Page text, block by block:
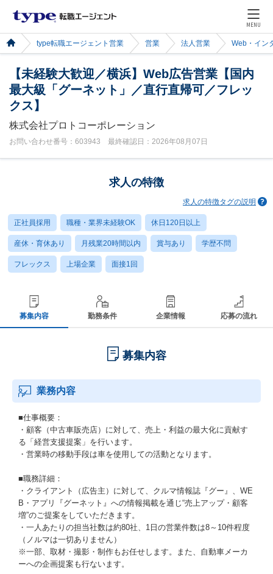
MENU
type転職エージェント営業 営業 法人営業 Web・イン
【未経験大歓迎／横浜】Web広告営業【国内
最大級「グーネット」／直行直帰可／フレッ
クス】
株式会社プロトコーポレーション
お問い合わせ番号：603943 最終確認日：2026年08月07日
求人の特徴
求人の特徴タグの説明
正社員採用 職種・業界未経験OK 休日120日以上
産休・育休あり 月残業20時間以内 賞与あり 学歴不問
フレックス 上場企業 面接1回
募集内容 勤務条件 企業情報 応募の流れ
募集内容
業務内容
■仕事概要：
・顧客（中古車販売店）に対して、売上・利益の最大化に貢献す
る「経営支援提案」を行います。
・営業時の移動手段は車を使用しての活動となります。
■職務詳細：
・クライアント（広告主）に対して、クルマ情報誌『グー』、WE
B・アプリ『グーネット』への情報掲載を通じ“売上アップ・顧客
増”のご提案をしていただきます。
・一人あたりの担当社数は約80社、1日の営業件数は8～10件程度
（ノルマは一切ありません）
※一部、取材・撮影・制作もお任せします。また、自動車メーカ
ーへの企画提案も行ないます。